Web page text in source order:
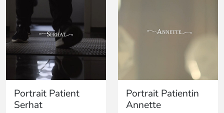
Portrait Patient
Serhat
Portrait Patientin
Annette